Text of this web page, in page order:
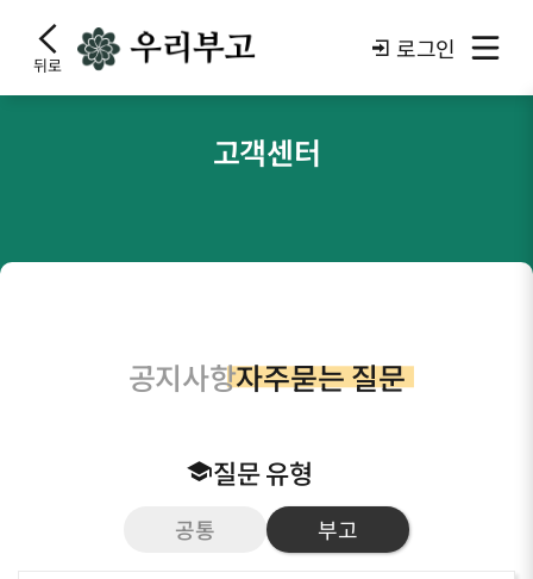
뒤로
로그인
고객센터
공지사항자주묻는 질문
질문 유형
공통 부고